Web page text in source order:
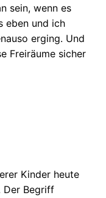
sein, wenn es
eben und ich
erging. Und
Freiräume sicher
Kinder heute
Der Begriff